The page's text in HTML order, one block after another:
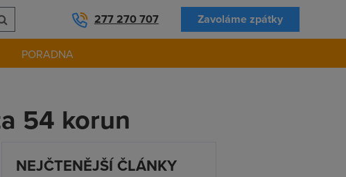
277 270 707 Zavoláme zpátky
PORADNA
54 korun
NEJČTENĚJŠÍ ČLÁNKY